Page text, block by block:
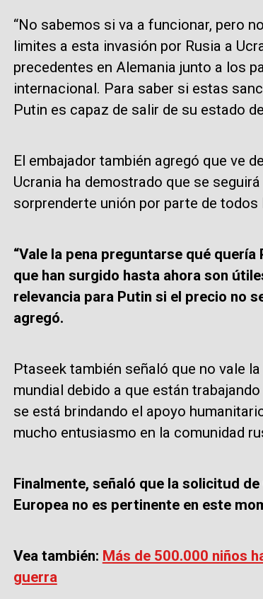
“No sabemos si va a funcionar, pero
limites a esta invasión por Rusia a
precedentes en Alemania junto a los
internacional. Para saber si estas
Putin es capaz de salir de su estado
El embajador también agregó que ve
Ucrania ha demostrado que se
sorprenderte unión por parte de
“Vale la pena preguntarse qué
que han surgido hasta ahora son
relevancia para Putin si el precio no
agregó.
Ptaseek también señaló que no vale
mundial debido a que están
se está brindando el apoyo
mucho entusiasmo en la comunidad
Finalmente, señaló que la solicitud
Europea no es pertinente en este
Vea también: Más de 500.000 niños
guerra